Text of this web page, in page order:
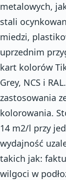
metalowych,
stali
miedzi,
uprzednim
kart kolorów
Grey, NCS i
zastosowania
kolorowania.
14 m2/l przy
wydajność
takich jak:
wilgoci w